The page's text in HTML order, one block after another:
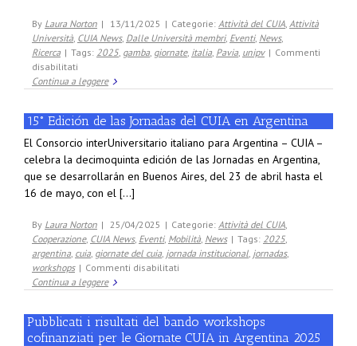
By Laura Norton | 13/11/2025 | Categorie: Attività del CUIA, Attività
Università, CUIA News, Dalle Università membri, Eventi, News,
Ricerca | Tags: 2025, gamba, giornate, italia, Pavia, unipv | Commenti
disabilitati
Giornate
a
Pavia
Continua a leggere
15° Edición de las Jornadas del CUIA en Argentina
El Consorcio interUniversitario italiano para Argentina – CUIA –
celebra la decimoquinta edición de las Jornadas en Argentina,
que se desarrollarán en Buenos Aires, del 23 de abril hasta el
16 de mayo, con el [...]
By Laura Norton | 25/04/2025 | Categorie: Attività del CUIA,
Cooperazione, CUIA News, Eventi, Mobilità, News | Tags: 2025,
argentina, cuia, giornate del cuia, jornada institucional, jornadas,
workshops | Commenti disabilitati
las
Jornadas
Continua a leggere
Pubblicati i risultati del bando workshops
cofinanziati per le Giornate CUIA in Argentina 2025